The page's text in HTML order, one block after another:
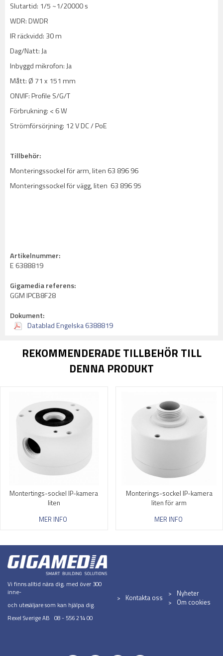
Slutartid: 1/5 ~1/20000 s
WDR: DWDR
IR räckvidd: 30 m
Dag/Natt: Ja
Inbyggd mikrofon: Ja
Mått: Ø 71 x 151 mm
ONVIF: Profile S/G/T
Förbrukning: < 6 W
Strömförsörjning: 12 V DC / PoE
Tillbehör:
Monteringssockel för arm, liten 63 896 96
Monteringssockel för vägg, liten 63 896 95
Artikelnummer:
E 6388819
Gigamedia referens:
GGM IPCB8F28
Dokument:
Datablad Engelska 6388819
REKOMMENDERADE TILLBEHÖR TILL
DENNA PRODUKT
Montertings-sockel IP-kamera
liten
MER INFO
Monterings-sockel IP-kamera
liten för arm
MER INFO
Vi finns alltid nära dig, med över 300
inne-
och utesäljare som kan hjälpa dig.
Rexel Sverige AB 08 - 556 214 00
Kontakta oss
Nyheter
Om cookies